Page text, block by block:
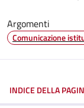
Argomenti
Comunicazione
INDICE DELLA